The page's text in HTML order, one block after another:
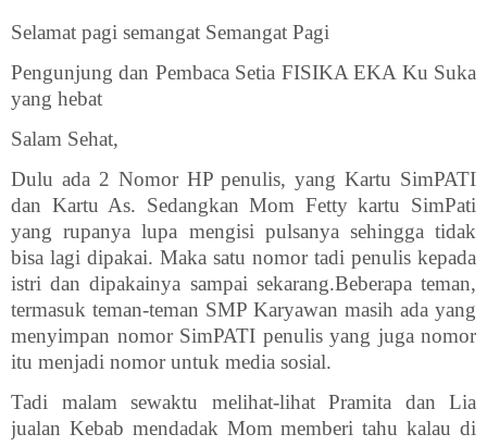
Selamat pagi semangat Semangat Pagi
Pengunjung dan Pembaca Setia FISIKA EKA Ku Suka
yang hebat
Salam Sehat,
Dulu ada 2 Nomor HP penulis, yang Kartu SimPATI
dan Kartu As. Sedangkan Mom Fetty kartu SimPati
yang rupanya lupa mengisi pulsanya sehingga tidak
bisa lagi dipakai. Maka satu nomor tadi penulis kepada
istri dan dipakainya sampai sekarang.Beberapa teman,
termasuk teman-teman SMP Karyawan masih ada yang
menyimpan nomor SimPATI penulis yang juga nomor
itu menjadi nomor untuk media sosial.
Tadi malam sewaktu melihat-lihat Pramita dan Lia
jualan Kebab mendadak Mom memberi tahu kalau di